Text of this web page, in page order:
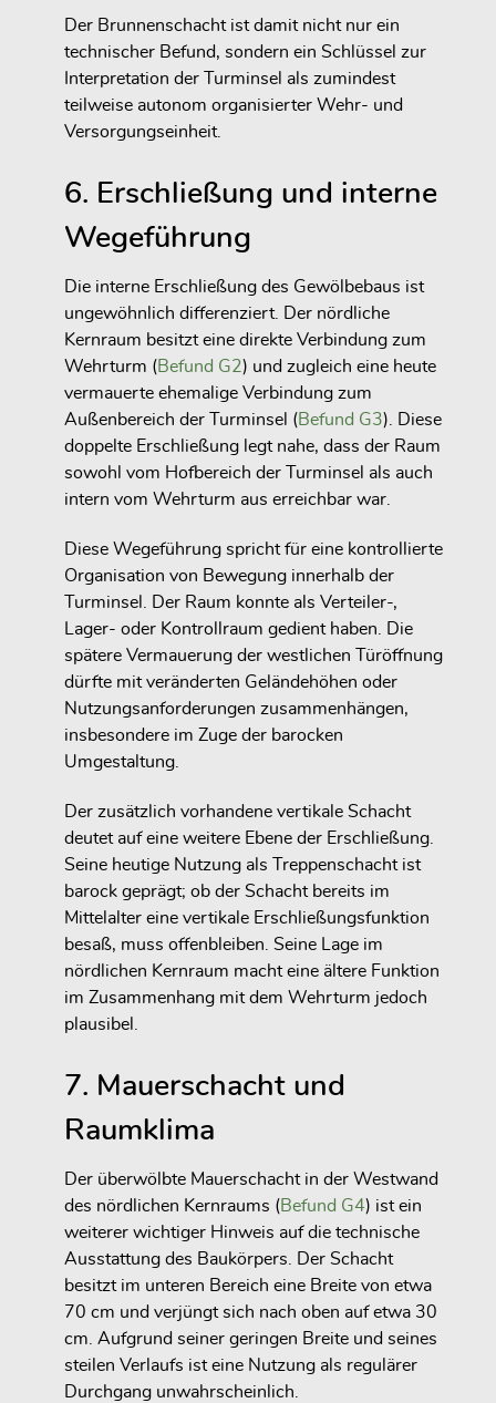
Der Brunnenschacht ist damit nicht nur ein
technischer Befund, sondern ein Schlüssel zur
Interpretation der Turminsel als zumindest
teilweise autonom organisierter Wehr- und
Versorgungseinheit.
6. Erschließung und interne
Wegeführung
Die interne Erschließung des Gewölbebaus ist
ungewöhnlich differenziert. Der nördliche
Kernraum besitzt eine direkte Verbindung zum
Wehrturm (Befund G2) und zugleich eine heute
vermauerte ehemalige Verbindung zum
Außenbereich der Turminsel (Befund G3). Diese
doppelte Erschließung legt nahe, dass der Raum
sowohl vom Hofbereich der Turminsel als auch
intern vom Wehrturm aus erreichbar war.
Diese Wegeführung spricht für eine kontrollierte
Organisation von Bewegung innerhalb der
Turminsel. Der Raum konnte als Verteiler-,
Lager- oder Kontrollraum gedient haben. Die
spätere Vermauerung der westlichen Türöffnung
dürfte mit veränderten Geländehöhen oder
Nutzungsanforderungen zusammenhängen,
insbesondere im Zuge der barocken
Umgestaltung.
Der zusätzlich vorhandene vertikale Schacht
deutet auf eine weitere Ebene der Erschließung.
Seine heutige Nutzung als Treppenschacht ist
barock geprägt; ob der Schacht bereits im
Mittelalter eine vertikale Erschließungsfunktion
besaß, muss offenbleiben. Seine Lage im
nördlichen Kernraum macht eine ältere Funktion
im Zusammenhang mit dem Wehrturm jedoch
plausibel.
7. Mauerschacht und
Raumklima
Der überwölbte Mauerschacht in der Westwand
des nördlichen Kernraums (Befund G4) ist ein
weiterer wichtiger Hinweis auf die technische
Ausstattung des Baukörpers. Der Schacht
besitzt im unteren Bereich eine Breite von etwa
70 cm und verjüngt sich nach oben auf etwa 30
cm. Aufgrund seiner geringen Breite und seines
steilen Verlaufs ist eine Nutzung als regulärer
Durchgang unwahrscheinlich.